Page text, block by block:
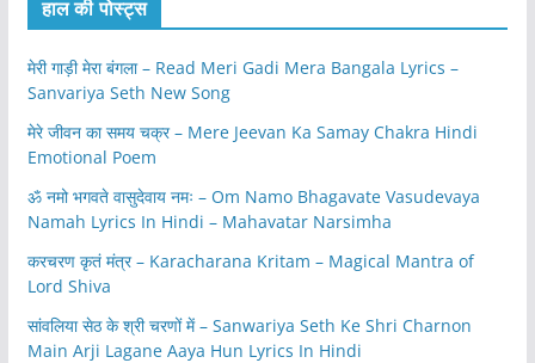
हाल की पोस्ट्स
मेरी गाड़ी मेरा बंगला – Read Meri Gadi Mera Bangala Lyrics –
Sanvariya Seth New Song
मेरे जीवन का समय चक्र – Mere Jeevan Ka Samay Chakra Hindi
Emotional Poem
ॐ नमो भगवते वासुदेवाय नमः – Om Namo Bhagavate Vasudevaya
Namah Lyrics In Hindi – Mahavatar Narsimha
करचरण कृतं मंत्र – Karacharana Kritam – Magical Mantra of
Lord Shiva
सांवलिया सेठ के श्री चरणों में – Sanwariya Seth Ke Shri Charnon
Main Arji Lagane Aaya Hun Lyrics In Hindi